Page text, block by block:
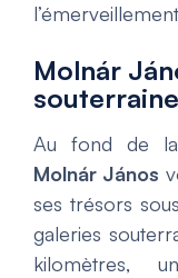
Molnár
Au fond de
Molnár János
ses trésors
galeries
kilomètres,